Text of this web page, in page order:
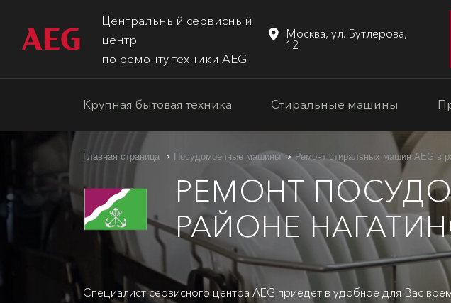
Центральный сервисный
центр
по ремонту техники AEG
Москва, ул. Бутлерова,
12
Крупная бытовая техника Стиральные машины
Главная страница Посудомоечные машины Ремонт стиральных машин AEG в
РЕМОНТ
РАЙОНЕ
Специалист сервисного центра AEG приедет в удобное для Вас